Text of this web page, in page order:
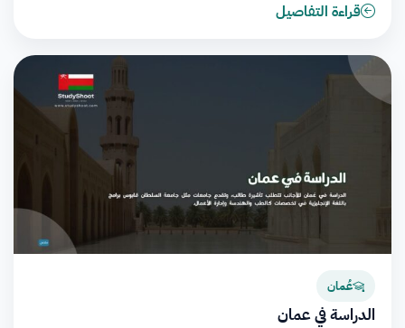
قراءة التفاصيل
عُمان
الدراسة في عمان